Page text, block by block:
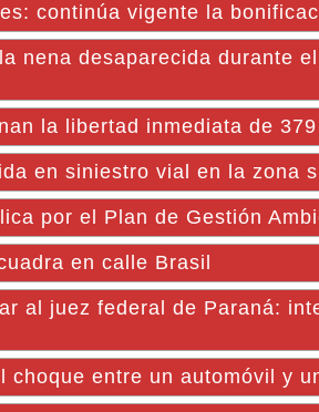
continúa vigente la
nena desaparecida durante
la libertad inmediata de
en siniestro vial en la zona
por el Plan de Gestión
en calle Brasil
al juez federal de Paraná:
choque entre un automóvil y